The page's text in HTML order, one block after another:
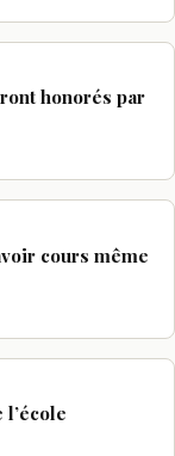
honorés par
cours même